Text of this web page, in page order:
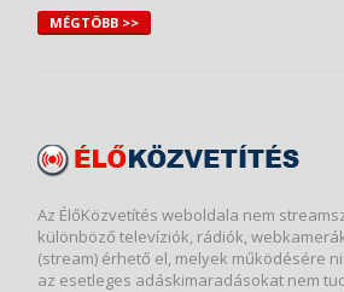
MÉGTÖBB >>
Az ÉlőKözvetítés weboldala nem
különböző televíziók, rádiók,
(stream) érhető el, melyek működésére
az esetleges adáskimaradásokat nem